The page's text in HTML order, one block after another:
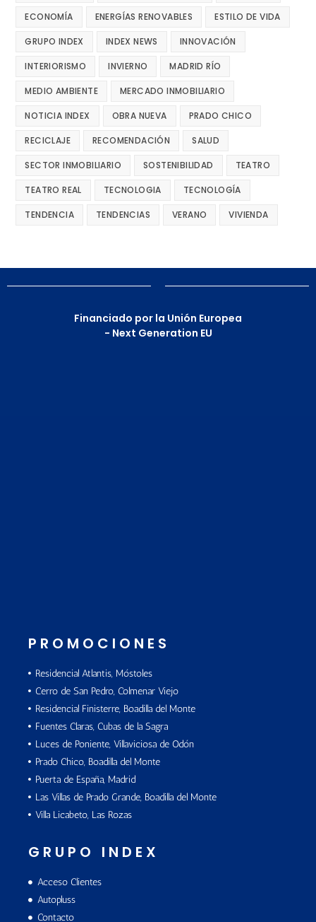
ECONOMÍA ENERGÍAS RENOVABLES ESTILO DE VIDA
GRUPO INDEX INDEX NEWS INNOVACIÓN
INTERIORISMO INVIERNO MADRID RÍO
MEDIO AMBIENTE MERCADO INMOBILIARIO
NOTICIA INDEX OBRA NUEVA PRADO CHICO
RECICLAJE RECOMENDACIÓN SALUD
SECTOR INMOBILIARIO SOSTENIBILIDAD TEATRO
TEATRO REAL TECNOLOGIA TECNOLOGÍA
TENDENCIA TENDENCIAS VERANO VIVIENDA
Financiado por la Unión Europea
- Next Generation EU
PROMOCIONES
Residencial Atlantis, Móstoles
Cerro de San Pedro, Colmenar Viejo
Residencial Finisterre, Boadilla del Monte
Fuentes Claras, Cubas de la Sagra
Luces de Poniente, Villaviciosa de Odón
Prado Chico, Boadilla del Monte
Puerta de España, Madrid
Las Villas de Prado Grande, Boadilla del Monte
Villa Licabeto, Las Rozas
GRUPO INDEX
Acceso Clientes
Autopluss
Contacto